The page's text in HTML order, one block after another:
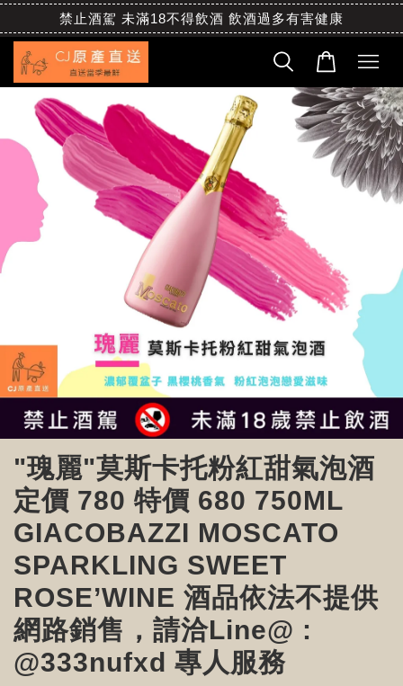
禁止酒駕 未滿18不得飲酒 飲酒過多有害健康
"瑰麗"莫斯卡托粉紅甜氣泡酒
定價 780 特價 680 750ML
GIACOBAZZI MOSCATO
SPARKLING SWEET
ROSE’WINE 酒品依法不提供
網路銷售，請洽Line@ :
@333nufxd 專人服務